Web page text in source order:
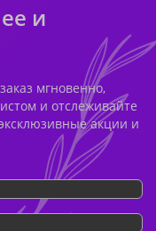
и
мгновенно,
и отслеживайте
акции и